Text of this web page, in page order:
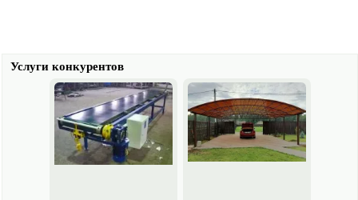
Услуги конкурентов